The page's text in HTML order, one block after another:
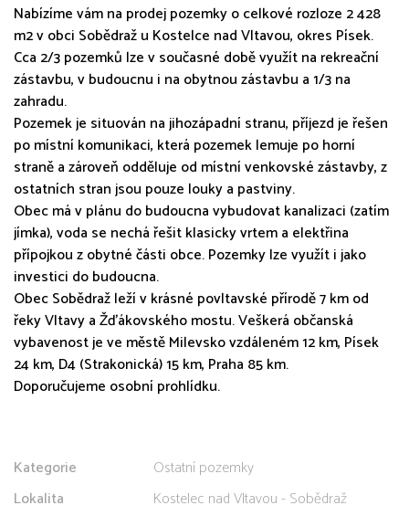
Nabízíme vám na prodej pozemky o celkové rozloze 2 428
m2 v obci Sobědraž u Kostelce nad Vltavou, okres Písek.
Cca 2/3 pozemků lze v současné době využít na rekreační
zástavbu, v budoucnu i na obytnou zástavbu a 1/3 na
zahradu.
Pozemek je situován na jihozápadní stranu, příjezd je řešen
po místní komunikaci, která pozemek lemuje po horní
straně a zároveň odděluje od místní venkovské zástavby, z
ostatních stran jsou pouze louky a pastviny.
Obec má v plánu do budoucna vybudovat kanalizaci (zatím
jímka), voda se nechá řešit klasicky vrtem a elektřina
přípojkou z obytné části obce. Pozemky lze využít i jako
investici do budoucna.
Obec Sobědraž leží v krásné povltavské přírodě 7 km od
řeky Vltavy a Žďákovského mostu. Veškerá občanská
vybavenost je ve městě Milevsko vzdáleném 12 km, Písek
24 km, D4 (Strakonická) 15 km, Praha 85 km.
Doporučujeme osobní prohlídku.
Kategorie
Ostatní pozemky
Lokalita
Kostelec nad Vltavou - Sobědraž